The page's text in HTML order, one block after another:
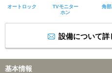
オートロック
TVモニター
ホン
角
設備について詳
基本情報